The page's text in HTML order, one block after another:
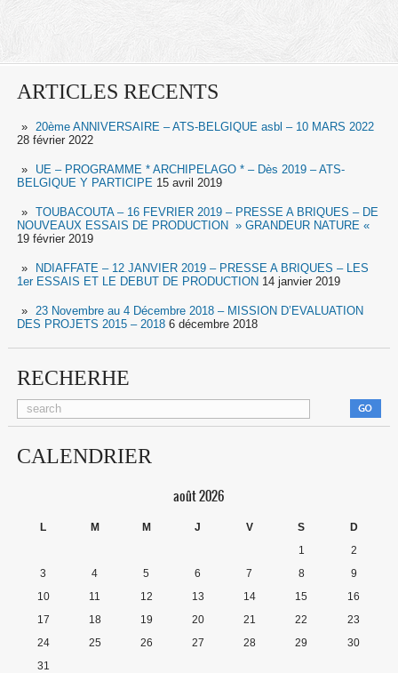
ARTICLES RECENTS
20ème ANNIVERSAIRE – ATS-BELGIQUE asbl – 10 MARS 2022
28 février 2022
UE – PROGRAMME * ARCHIPELAGO * – Dès 2019 – ATS-
BELGIQUE Y PARTICIPE 15 avril 2019
TOUBACOUTA – 16 FEVRIER 2019 – PRESSE A BRIQUES – DE
NOUVEAUX ESSAIS DE PRODUCTION » GRANDEUR NATURE «
19 février 2019
NDIAFFATE – 12 JANVIER 2019 – PRESSE A BRIQUES – LES
1er ESSAIS ET LE DEBUT DE PRODUCTION 14 janvier 2019
23 Novembre au 4 Décembre 2018 – MISSION D’EVALUATION
DES PROJETS 2015 – 2018 6 décembre 2018
RECHERHE
CALENDRIER
août 2026
L M M J V S
D
1
2
3
4 5 6 7 8
9
10
11 12 13 14 15
16
17
18 19 20 21 22
23
24
25 26 27 28 29
30
31